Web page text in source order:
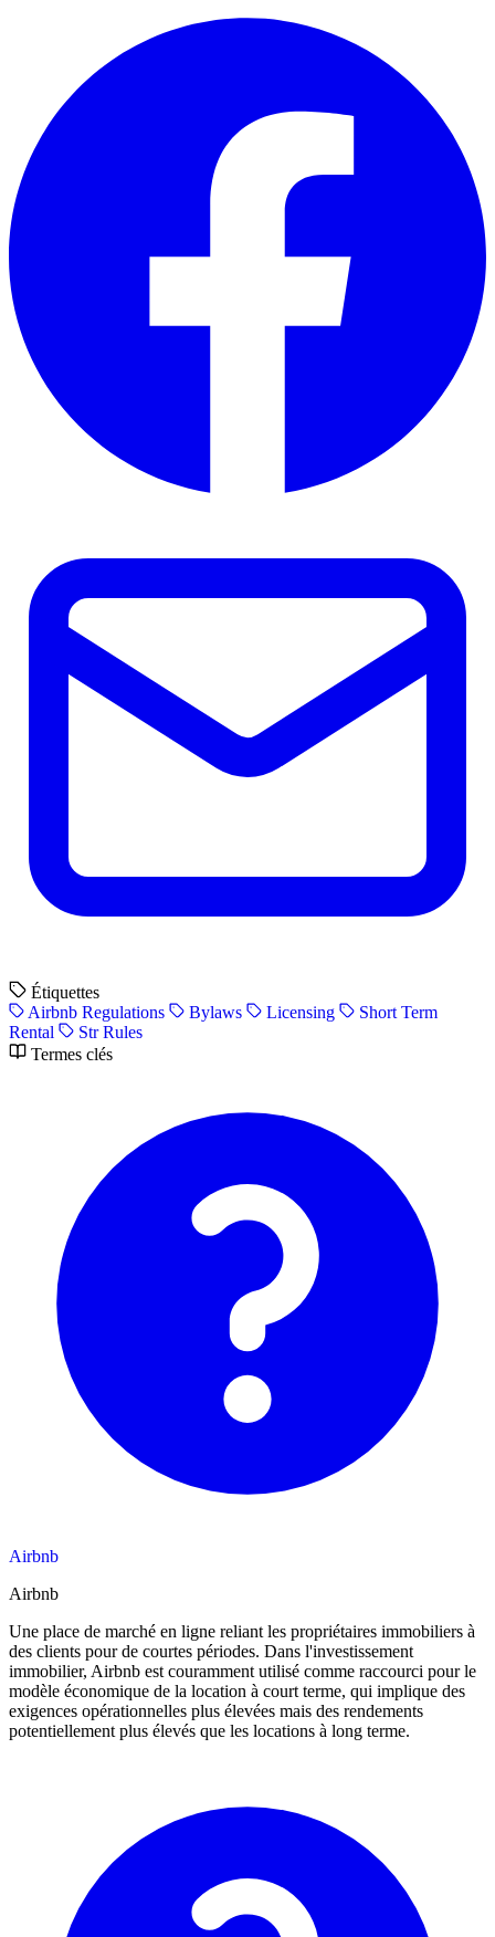
Étiquettes
Airbnb Regulations
Bylaws Licensing
Short Term
Rental
Str Rules
Termes clés
Airbnb
Airbnb
Une place de marché en ligne reliant les propriétaires immobiliers à
des clients pour de courtes périodes. Dans l'investissement
immobilier, Airbnb est couramment utilisé comme raccourci pour le
modèle économique de la location à court terme, qui implique des
exigences opérationnelles plus élevées mais des rendements
potentiellement plus élevés que les locations à long terme.